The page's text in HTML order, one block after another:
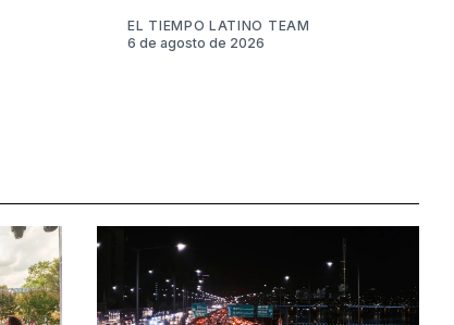
EL TIEMPO LATINO TEAM
6 de agosto de 2026